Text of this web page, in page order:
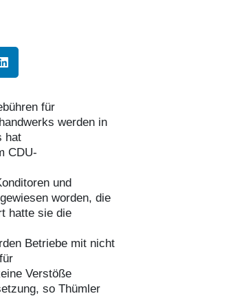
für
werden in
hat
CDU-
und
worden, die
hatte sie die
Betriebe mit nicht
Verstöße
so Thümler